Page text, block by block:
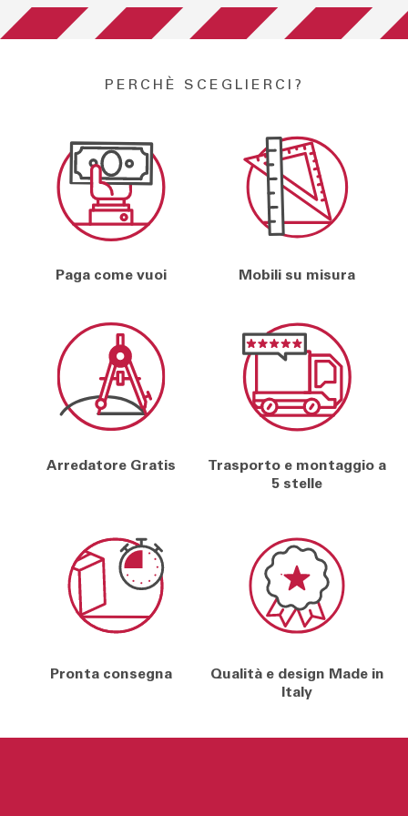
PERCHÈ SCEGLIERCI?
Paga come vuoi Mobili su misura
Arredatore Gratis
Trasporto e montaggio a
5 stelle
Pronta consegna
Qualità e design Made in
Italy